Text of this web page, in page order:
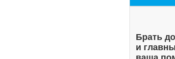
Брать
и